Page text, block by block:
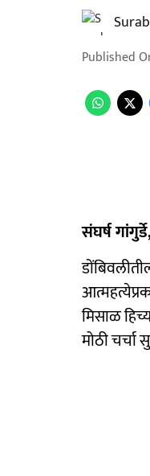
Published
संघर्ष
मिसाळ
मोठी